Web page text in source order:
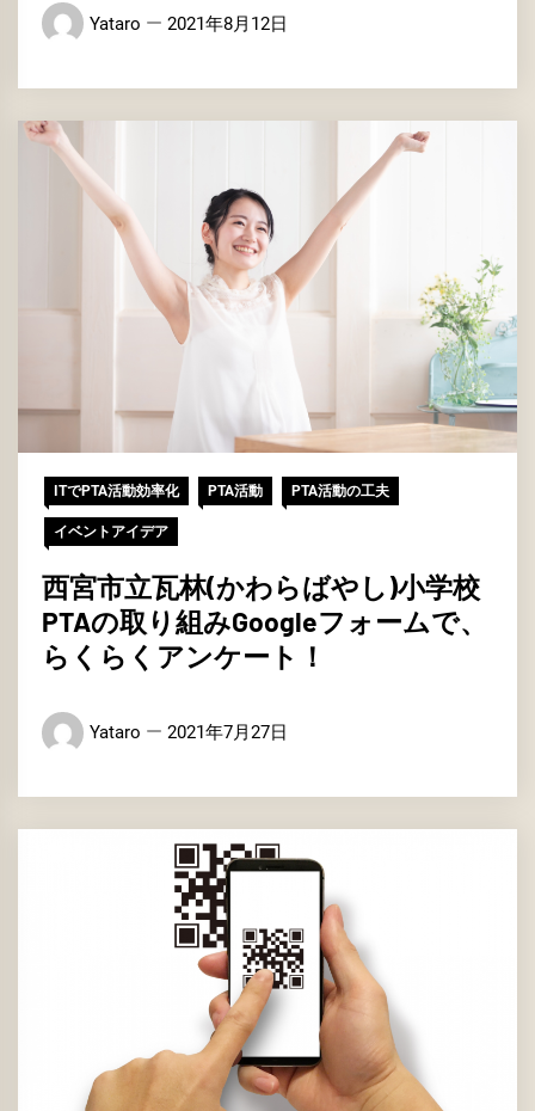
Yataro 2021年8月12日
ITでPTA活動効率化 PTA活動 PTA活動の工夫
イベントアイデア
西宮市立瓦林(かわらばやし)小学校
PTAの取り組みGoogleフォームで、
らくらくアンケート！
Yataro 2021年7月27日